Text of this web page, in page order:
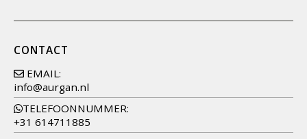
CONTACT
EMAIL:
info@aurgan.nl
TELEFOONNUMMER:
+31 614711885